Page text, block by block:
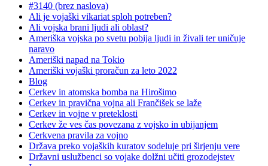
#3140 (brez naslova)
Ali je vojaški vikariat sploh potreben?
Ali vojska brani ljudi ali oblast?
Ameriška vojska po svetu pobija ljudi in živali ter uničuje
naravo
Ameriški napad na Tokio
Ameriški vojaški proračun za leto 2022
Blog
Cerkev in atomska bomba na Hirošimo
Cerkev in pravična vojna ali Frančišek se laže
Cerkev in vojne v preteklosti
Cerkev že ves čas povezana z vojsko in ubijanjem
Cerkvena pravila za vojno
Država preko vojaških kuratov sodeluje pri širjenju vere
Državni uslužbenci so vojake dolžni učiti grozodejstev